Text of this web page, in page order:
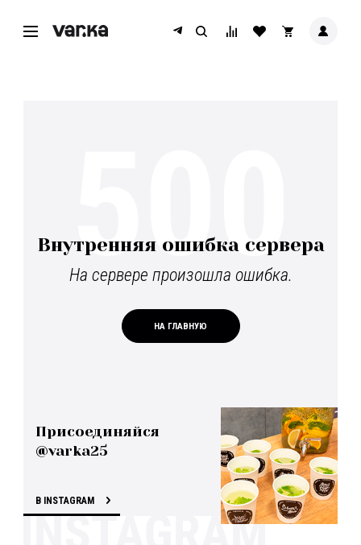
Внутренняя ошибка сервера
На сервере произошла ошибка.
НА ГЛАВНУЮ
500
Присоединяйся
@varka25
В INSTAGRAM